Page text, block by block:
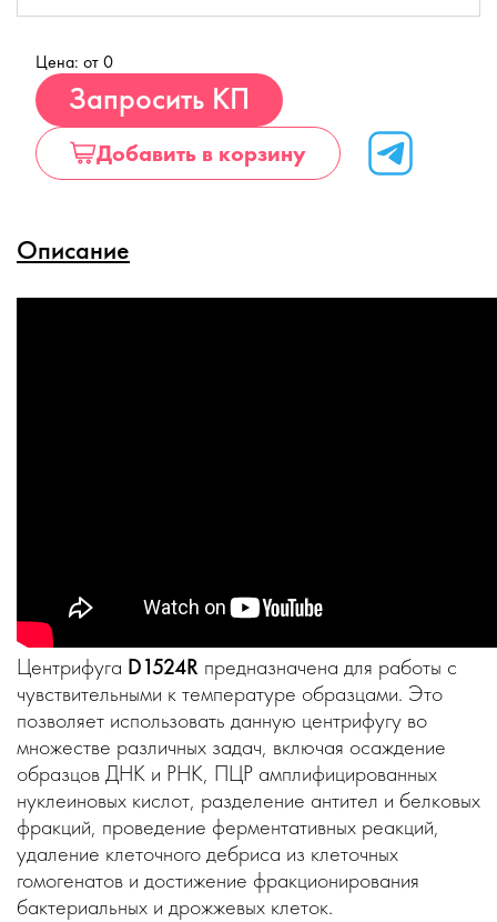
Цена: от 0
Запросить КП
Добавить в корзину
Описание
Центрифуга D1524R предназначена для работы с
чувствительными к температуре образцами. Это
позволяет использовать данную центрифугу во
множестве различных задач, включая осаждение
образцов ДНК и РНК, ПЦР амплифицированных
нуклеиновых кислот, разделение антител и белковых
фракций, проведение ферментативных реакций,
удаление клеточного дебриса из клеточных
гомогенатов и достижение фракционирования
бактериальных и дрожжевых клеток.